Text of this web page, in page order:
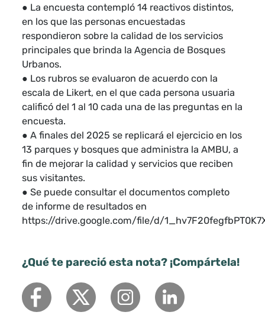
● La encuesta contempló 14 reactivos distintos,
en los que las personas encuestadas
respondieron sobre la calidad de los servicios
principales que brinda la Agencia de Bosques
Urbanos.
● Los rubros se evaluaron de acuerdo con la
escala de Likert, en el que cada persona usuaria
calificó del 1 al 10 cada una de las preguntas en la
encuesta.
● A finales del 2025 se replicará el ejercicio en los
13 parques y bosques que administra la AMBU, a
fin de mejorar la calidad y servicios que reciben
sus visitantes.
● Se puede consultar el documentos completo
de informe de resultados en
https://drive.google.com/file/d/
¿Qué te pareció esta nota? ¡Compártela!